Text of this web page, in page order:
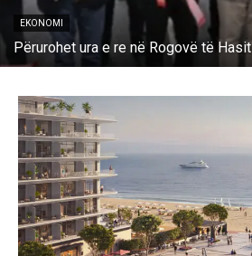
EKONOMI
Përurohet ura e re në Rogovë të Hasit